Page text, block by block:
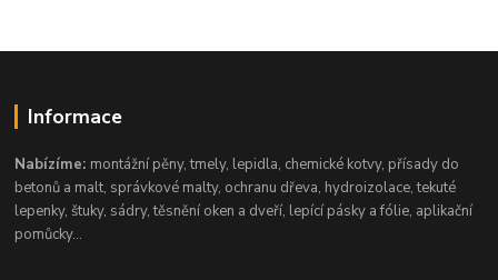
Informace
Nabízíme: montážní pěny, tmely, lepidla, chemické kotvy, přísady do
betonů a malt, správkové malty, ochranu dřeva, hydroizolace, tekuté
lepenky, štuky, sádry, těsnění oken a dveří, lepící pásky a fólie, aplikační
pomůcky...